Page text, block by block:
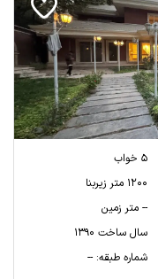
5 خواب
1200 متر زیربنا
-- متر زمین
سال ساخت 1390
شماره طبقه: --